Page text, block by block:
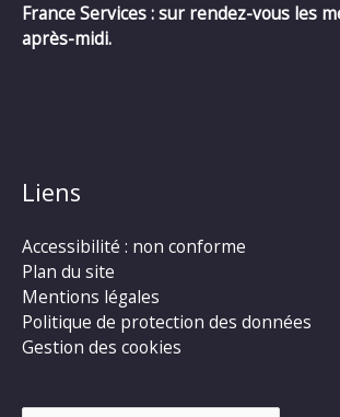
France Services : sur rendez-vous les
après-midi.
Liens
Accessibilité : non conforme
Plan du site
Mentions légales
Politique de protection des données
Gestion des cookies